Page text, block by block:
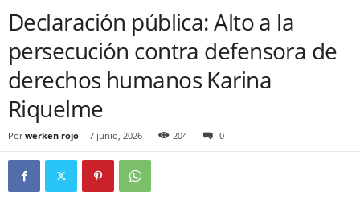
Declaración pública: Alto a la
persecución contra defensora de
derechos humanos Karina
Riquelme
Por werken rojo - 7 junio, 2026 204 0